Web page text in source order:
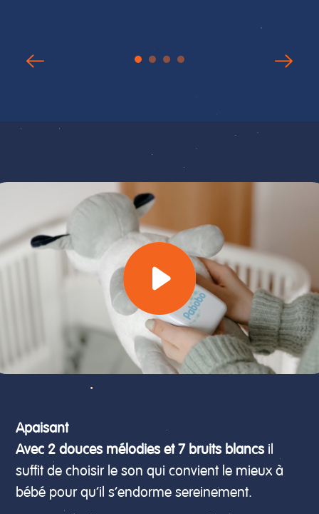
Apaisant
Avec 2 douces mélodies et 7 bruits blancs il
suffit de choisir le son qui convient le mieux à
bébé pour qu’il s’endorme sereinement.